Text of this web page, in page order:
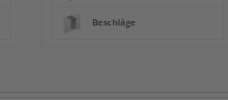
Beschläge